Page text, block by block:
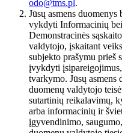
odo@tms.pl.
Jūsų asmens
vykdyti Informacinių
Demonstracinės
valdytojo, įskaitant
subjekto prašymu prieš
įvykdyti
tvarkymo. Jūsų asmens
duomenų valdytojo
sutartinių reikalavimų,
arba informacinių ir
įgyvendinimo,